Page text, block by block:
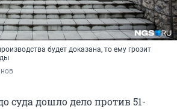
будет доказана, то ему грозит
суда дошло дело против 51-